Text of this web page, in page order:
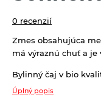
Fermato
Novinky
0 recenzií
Zmes obsahujúca
má výraznú chuť a
Bylinný čaj v bio
Úplný popis